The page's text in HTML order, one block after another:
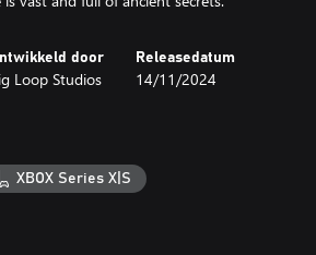
door
Loop Studios
Releasedatum
14/11/2024
XBOX Series X|S